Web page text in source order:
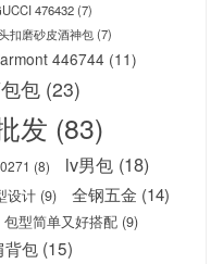
476432(7)
扣磨砂皮酒神包(7)
446744 (11)
包 (23)
发 (83)
(8) lv男包 (18)
设计 (9) 全钢五金 (14)
包型简单又好搭配 (9)
背包 (15)